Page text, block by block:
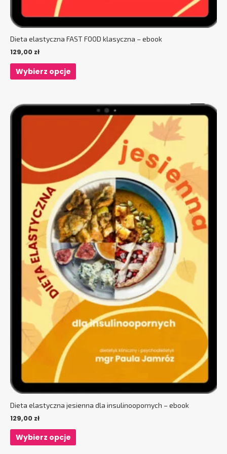
Dieta elastyczna FAST FOOD klasyczna – ebook
129,00 zł
Wybierz opcje
Dieta elastyczna jesienna dla insulinoopornych – ebook
129,00 zł
Wybierz opcje
Ten
produkt
wiele
wariantów.
Opcje
można
wybrać
na
stronie
produktu